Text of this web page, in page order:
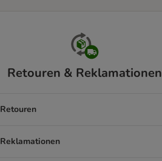
Retouren & Reklamationen
Retouren
Reklamationen